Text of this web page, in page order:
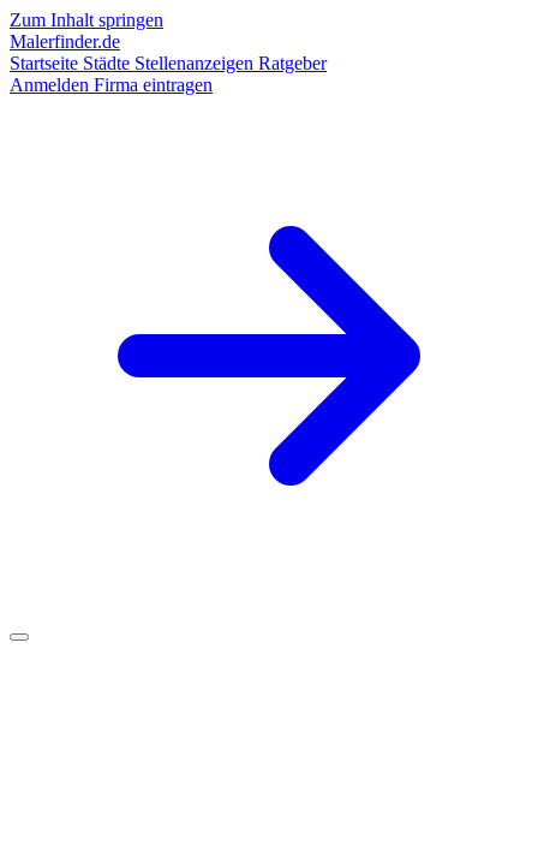
Zum Inhalt springen
Malerfinder.de
Startseite Städte Stellenanzeigen Ratgeber
Anmelden Firma eintragen